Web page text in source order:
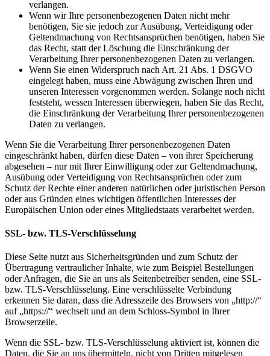
verlangen.
Wenn wir Ihre personenbezogenen Daten nicht mehr
benötigen, Sie sie jedoch zur Ausübung, Verteidigung oder
Geltendmachung von Rechtsansprüchen benötigen, haben Sie
das Recht, statt der Löschung die Einschränkung der
Verarbeitung Ihrer personenbezogenen Daten zu verlangen.
Wenn Sie einen Widerspruch nach Art. 21 Abs. 1 DSGVO
eingelegt haben, muss eine Abwägung zwischen Ihren und
unseren Interessen vorgenommen werden. Solange noch nicht
feststeht, wessen Interessen überwiegen, haben Sie das Recht,
die Einschränkung der Verarbeitung Ihrer personenbezogenen
Daten zu verlangen.
Wenn Sie die Verarbeitung Ihrer personenbezogenen Daten
eingeschränkt haben, dürfen diese Daten – von ihrer Speicherung
abgesehen – nur mit Ihrer Einwilligung oder zur Geltendmachung,
Ausübung oder Verteidigung von Rechtsansprüchen oder zum
Schutz der Rechte einer anderen natürlichen oder juristischen Person
oder aus Gründen eines wichtigen öffentlichen Interesses der
Europäischen Union oder eines Mitgliedstaats verarbeitet werden.
SSL- bzw. TLS-Verschlüsselung
Diese Seite nutzt aus Sicherheitsgründen und zum Schutz der
Übertragung vertraulicher Inhalte, wie zum Beispiel Bestellungen
oder Anfragen, die Sie an uns als Seitenbetreiber senden, eine SSL-
bzw. TLS-Verschlüsselung. Eine verschlüsselte Verbindung
erkennen Sie daran, dass die Adresszeile des Browsers von „http://“
auf „https://“ wechselt und an dem Schloss-Symbol in Ihrer
Browserzeile.
Wenn die SSL- bzw. TLS-Verschlüsselung aktiviert ist, können die
Daten, die Sie an uns übermitteln, nicht von Dritten mitgelesen